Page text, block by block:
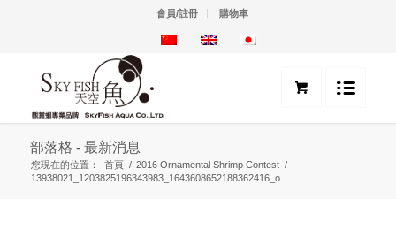
會員/註冊 購物車
部落格 - 最新消息
您現在的位置： 首頁 / 2016 Ornamental Shrimp Contest /
13938021_1203825196343983_1643608652188362416_o